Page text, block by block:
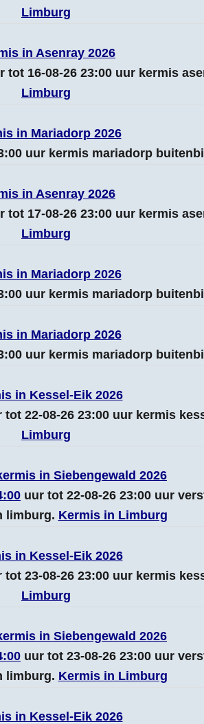
Limburg
in Asenray 2026
tot 16-08-26 23:00 uur kermis
Limburg
in Mariadorp 2026
uur kermis mariadorp
in Asenray 2026
tot 17-08-26 23:00 uur kermis
Limburg
in Mariadorp 2026
uur kermis mariadorp
in Mariadorp 2026
uur kermis mariadorp
in Kessel-Eik 2026
22-08-26 23:00 uur kermis
Limburg
in Siebengewald 2026
uur tot 22-08-26 23:00 uur
limburg. Kermis in Limburg
in Kessel-Eik 2026
23-08-26 23:00 uur kermis
Limburg
in Siebengewald 2026
uur tot 23-08-26 23:00 uur
limburg. Kermis in Limburg
in Kessel-Eik 2026